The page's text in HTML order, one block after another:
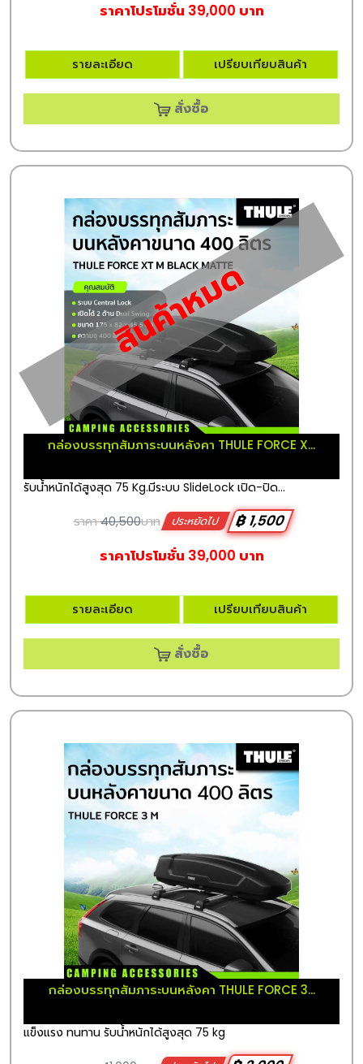
ราคาโปรโมชั่น 39,000 บาท
รายละเอียด เปรียบเทียบสินค้า
สั่งซื้อ
สินค้าหมด
กล่องบรรทุกสัมภาระบนหลังคา THULE FORCE X...
รับน้ำหนักได้สูงสุด 75 Kg.มีระบบ SlideLock เปิด-ปิด...
ราคา40,500บาท ประหยัดไป
฿ 1,500
ราคาโปรโมชั่น 39,000 บาท
รายละเอียด เปรียบเทียบสินค้า
สั่งซื้อ
กล่องบรรทุกสัมภาระบนหลังคา THULE FORCE 3...
แข็งแรง ทนทาน รับน้ำหนักได้สูงสุด 75 kg